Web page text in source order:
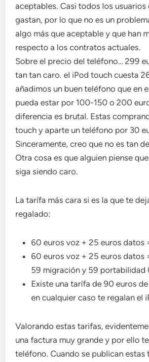
aceptables. Casi todos los
gastan, por lo que no es un
algo más que aceptable y que han
respecto a los contratos actuales.
Sobre el precio del teléfono… 299
tan tan caro. el iPod touch cuesta
añadimos un buen teléfono que en
pueda estar por 100-150 o 200
diferencia es brutal. Estas
touch y aparte un teléfono por 30
Sinceramente, creo que no es tan
Otra cosa es que alguien piense
siga siendo caro.
La tarífa más cara si es la que te
regalado:
60 euros voz + 25 euros datos
60 euros voz + 25 euros datos
59 migración y 59 portabilidad
Existe una tarífa de 90 euros
en cualquier caso te regalan el
Valorando estas tarifas,
una factura muy grande y por ello
teléfono. Cuando se publican estas